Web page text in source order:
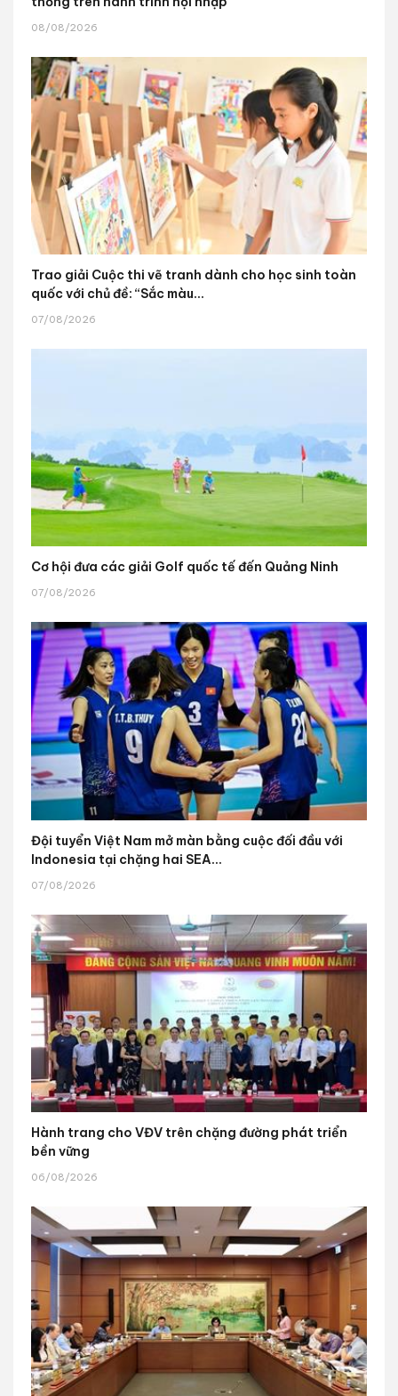
08/08/2026
Trao giải Cuộc thi vẽ tranh dành cho học sinh toàn
quốc với chủ đề: “Sắc màu...
07/08/2026
Cơ hội đưa các giải Golf quốc tế đến Quảng Ninh
07/08/2026
Đội tuyển Việt Nam mở màn bằng cuộc đối đầu với
Indonesia tại chặng hai SEA...
07/08/2026
Hành trang cho VĐV trên chặng đường phát triển
bền vững
06/08/2026